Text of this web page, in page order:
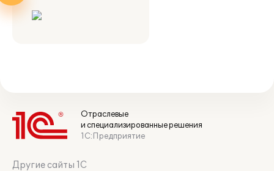
Отраслевые
и специализированные решения
1С:Предприятие
Другие сайты 1С